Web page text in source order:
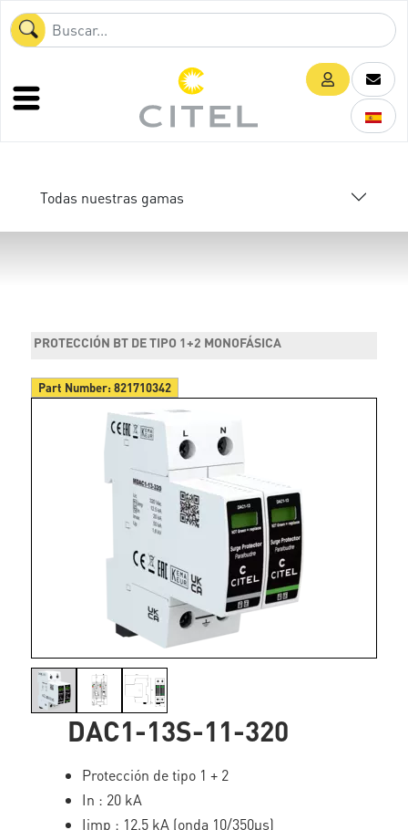
Todas nuestras gamas
PROTECCIÓN BT DE TIPO 1+2 MONOFÁSICA
Part Number:821710342
DAC1-13S-11-320
Protección de tipo 1 + 2
In : 20 kA
Iimp : 12.5 kA (onda 10/350µs)